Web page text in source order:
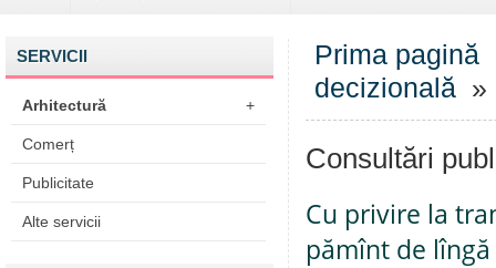
SERVICII
Arhitectură +
Comerț
Publicitate
Alte servicii
Prima pagină
decizională »
Consultări
Cu privire la
pămînt de